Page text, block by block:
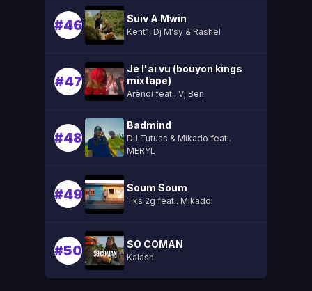
#46 Suiv A Mwin
Kent1, Dj M'sy & Rashel
#47
Je l'ai vu (bouyon kings
mixtape)
Arèndi feat.. Vj Ben
#48
Badmind
DJ Tutuss & Mikado feat..
MERYL
#49 Soum Soum
Tks 2g feat.. Mikado
#50 SO COMAN
Kalash